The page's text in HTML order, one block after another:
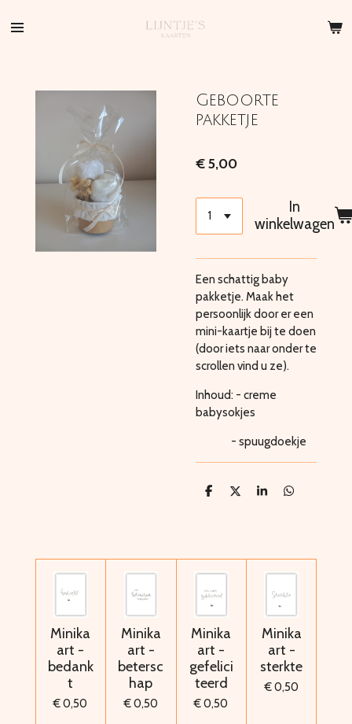
direct
Geboorte
pakketje
€ 5,00
In
winkelwagen
Een schattig baby
pakketje. Maak het
persoonlijk door er een
mini-kaartje bij te doen
(door iets naar onder te
scrollen vind u ze).
Inhoud: - creme
babysokjes
- spuugdoekje
D
D
S
D
Minika
art -
bedank
t
€ 0,50
Minika
art -
betersc
hap
€ 0,50
Minika
art -
gefelici
teerd
€ 0,50
Minika
art -
sterkte
€ 0,50